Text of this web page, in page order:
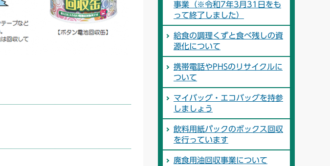
事業（※令和7年3月31日をも
って終了しました）
給食の調理くずと食べ残しの資
源化について
携帯電話やPHSのリサイクルに
ついて
マイバッグ・エコバッグを持参
しましょう
飲料用紙パックのボックス回収
を行っています
廃食用油回収事業について